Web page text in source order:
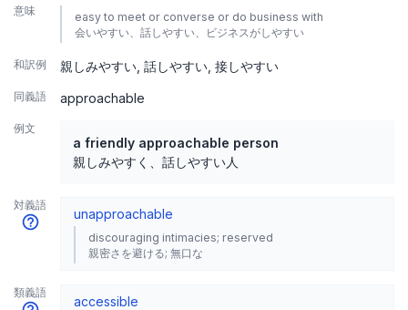
意味
easy to meet or converse or do business with
会いやすい、話しやすい、ビジネスがしやすい
和訳例 親しみやすい 話しやすい 接しやすい
同義語 approachable
例文
a friendly approachable person
親しみやすく、話しやすい人
対義語
unapproachable
discouraging intimacies; reserved
親密さを避ける; 無口な
類義語
accessible